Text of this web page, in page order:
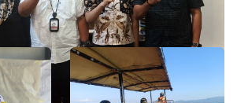
Wakili Maluku Utara di Gita Bahana